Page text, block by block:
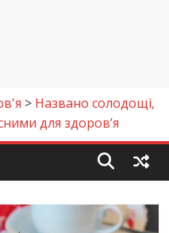
> Названо солодощі,
для здоров’я